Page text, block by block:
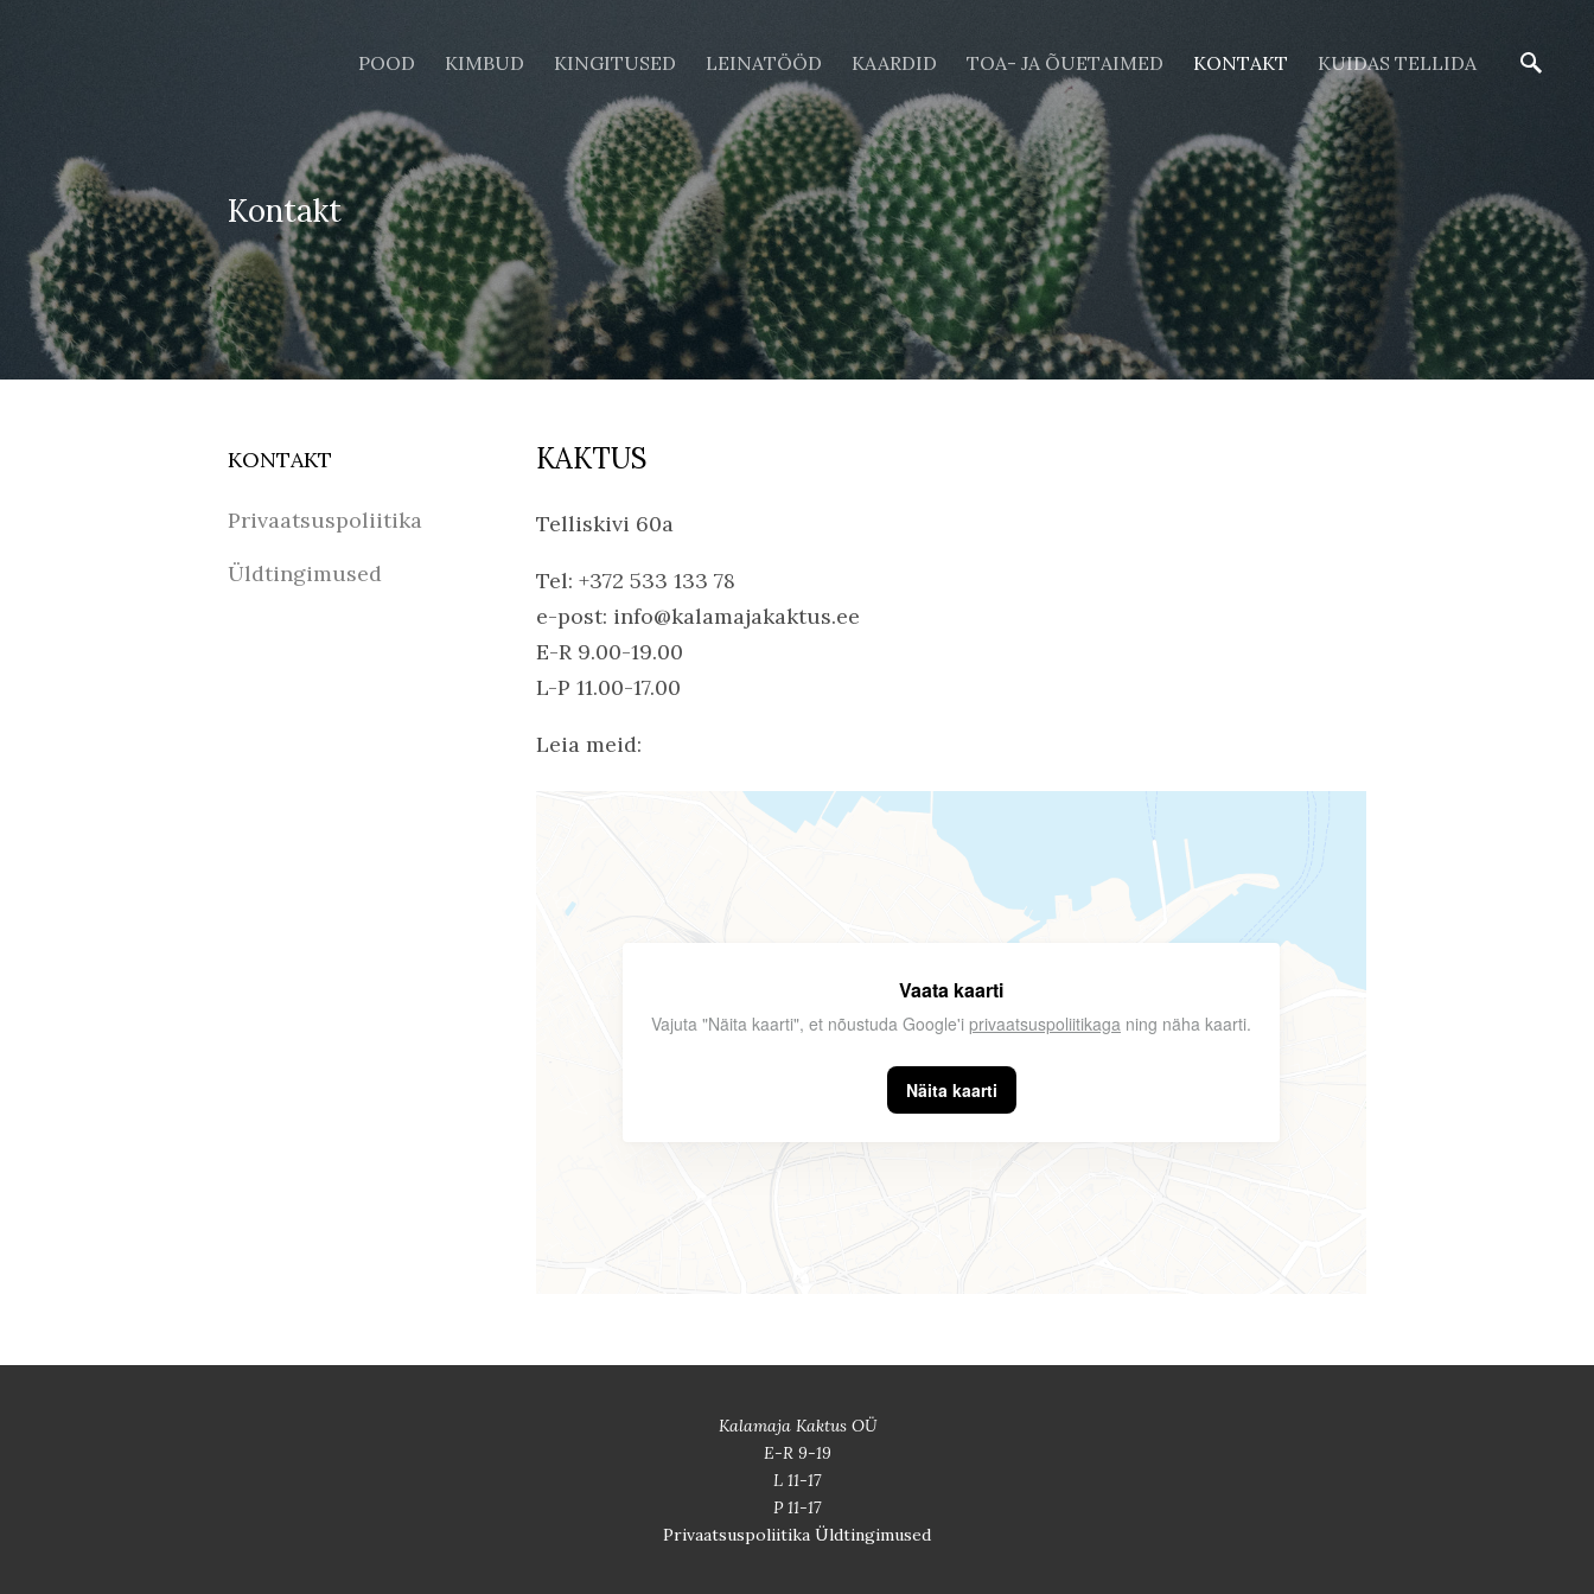
POOD KIMBUD KINGITUSED LEINATÖÖD KAARDID TOA- JA ÕUETAIMED KONTAKT KUIDAS TELLIDA
Kontakt
KONTAKT
Privaatsuspoliitika
Üldtingimused
KAKTUS
Telliskivi 60a
Tel: +372 533 133 78
e-post: info@kalamajakaktus.ee
E-R 9.00-19.00
L-P 11.00-17.00
Leia meid:
Vaata kaarti
Vajuta "Näita kaarti", et nõustuda Google'i privaatsuspoliitikaga ning näha kaarti.
Näita kaarti
Kalamaja Kaktus OÜ
E-R 9-19
L 11-17
P 11-17
Privaatsuspoliitika Üldtingimused